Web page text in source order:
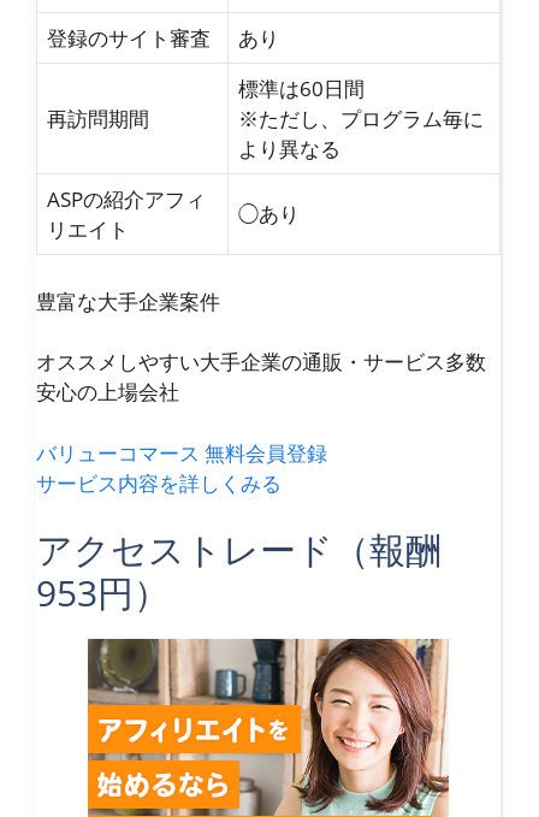
登録のサイト審査
あり
再訪問期間
標準は60日間
※ただし、プログラム毎に
より異なる
ASPの紹介アフィ
リエイト
◯あり
豊富な大手企業案件
オススメしやすい大手企業の通販・サービス多数
安心の上場会社
バリューコマース 無料会員登録
サービス内容を詳しくみる
アクセストレード（報酬
953円）